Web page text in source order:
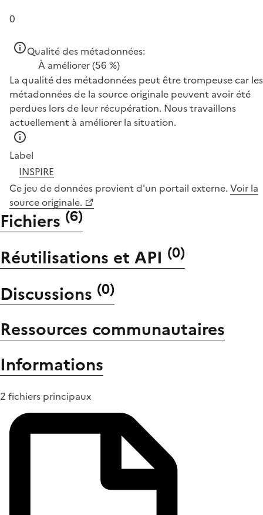
0
Qualité des métadonnées:
À améliorer(56 %)
La qualité des métadonnées peut être trompeuse car les
métadonnées de la source originale peuvent avoir été
perdues lors de leur récupération. Nous travaillons
actuellement à améliorer la situation.
Label
INSPIRE
Ce jeu de données provient d'un portail externe. Voir la
source originale.
Fichiers (6)
Réutilisations et API (0)
Discussions (0)
Ressources communautaires
Informations
2 fichiers principaux